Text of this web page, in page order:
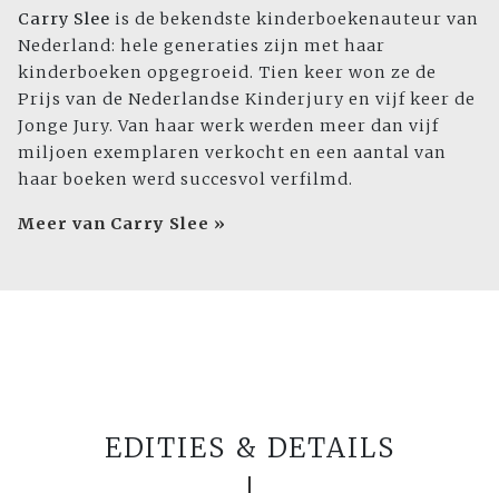
Carry Slee is de bekendste kinderboekenauteur van
Nederland: hele generaties zijn met haar
kinderboeken opgegroeid. Tien keer won ze de
Prijs van de Nederlandse Kinderjury en vijf keer de
Jonge Jury. Van haar werk werden meer dan vijf
miljoen exemplaren verkocht en een aantal van
haar boeken werd succesvol verfilmd.
Meer van Carry Slee »
EDITIES & DETAILS